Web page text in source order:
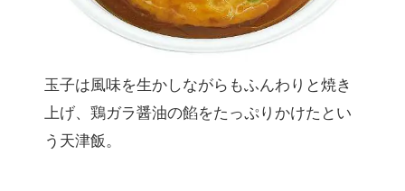
玉子は風味を生かしながらもふんわりと焼き
上げ、鶏ガラ醤油の餡をたっぷりかけたとい
う天津飯。